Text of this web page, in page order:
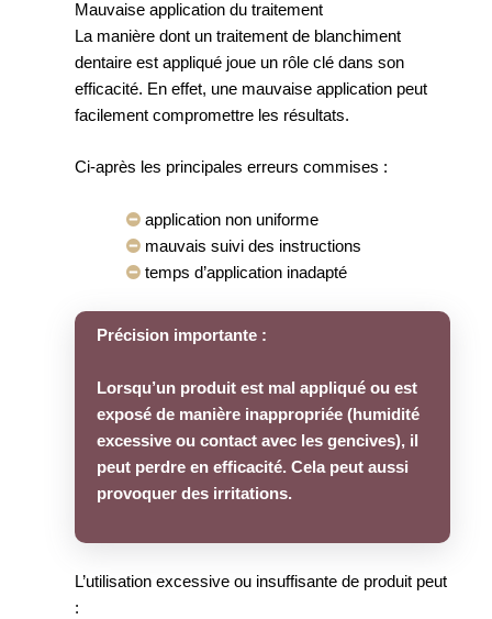
Mauvaise application du traitement
La manière dont un traitement de blanchiment
dentaire est appliqué joue un rôle clé dans son
efficacité. En effet, une mauvaise application peut
facilement compromettre les résultats.
Ci-après les principales erreurs commises :
application non uniforme
mauvais suivi des instructions
temps d’application inadapté
Précision importante :
Lorsqu’un produit est mal appliqué ou est
exposé de manière inappropriée (humidité
excessive ou contact avec les gencives), il
peut perdre en efficacité. Cela peut aussi
provoquer des irritations.
L’utilisation excessive ou insuffisante de produit peut
: